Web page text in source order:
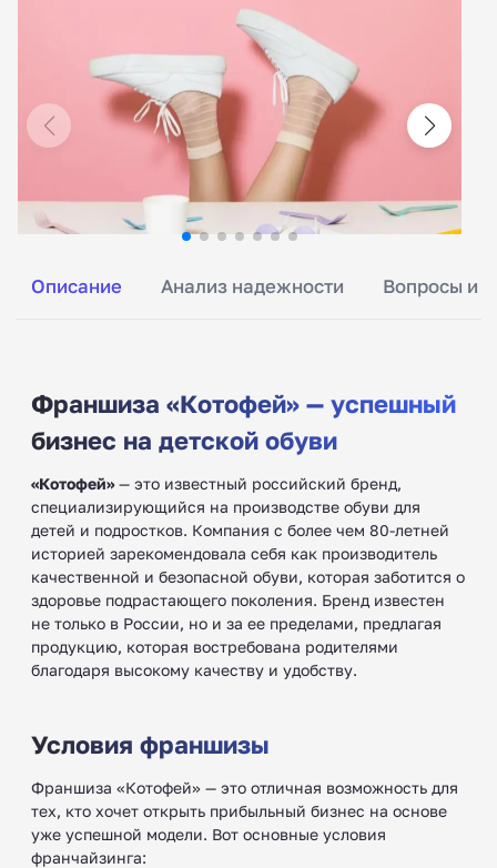
Описание Анализ надежности Вопросы и
Франшиза «Котофей» — успешный
бизнес на детской обуви
«Котофей»— это известный российский бренд,
специализирующийся на производстве обуви для
детей и подростков. Компания с более чем 80-летней
историей зарекомендовала себя как производитель
качественной и безопасной обуви, которая заботится о
здоровье подрастающего поколения. Бренд известен
не только в России, но и за ее пределами, предлагая
продукцию, которая востребована родителями
благодаря высокому качеству и удобству.
Условия франшизы
Франшиза «Котофей» — это отличная возможность для
тех, кто хочет открыть прибыльный бизнес на основе
уже успешной модели. Вот основные условия
франчайзинга: